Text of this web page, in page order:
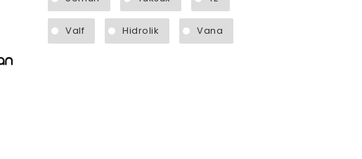
Valf Hidrolik Vana